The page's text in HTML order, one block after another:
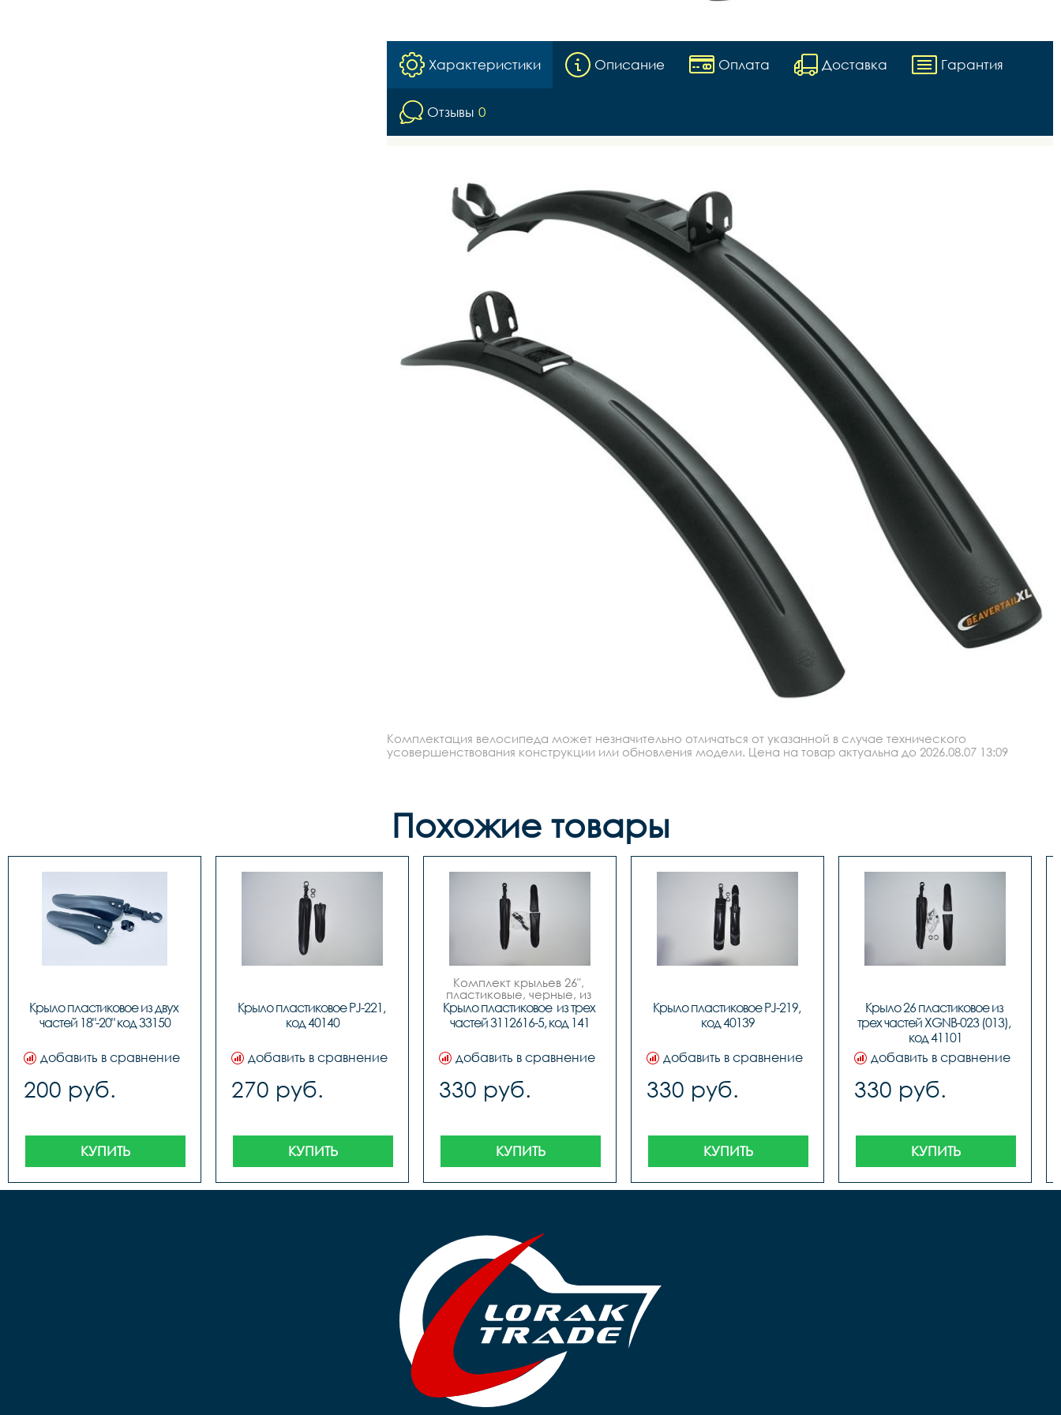
Характеристики Описание Оплата Доставка Гарантия
Отзывы 0
Комплектация велосипеда может незначительно отличаться от указанной в случае технического
усовершенствования конструкции или обновления модели. Цена на товар актуальна до 2026.08.07 13:09
Похожие товары
Крыло пластиковое из двух
частей 18"-20" код 33150
добавить в сравнение
200 руб.
КУПИТЬ
Крыло пластиковое PJ-221,
код 40140
добавить в сравнение
270 руб.
КУПИТЬ
Комплект крыльев 26",
пластиковые, черные, из
трех частей.
Крыло пластиковое  из трех
частей 3112616-5, код 141
добавить в сравнение
330 руб.
КУПИТЬ
Крыло пластиковое PJ-219,
код 40139
добавить в сравнение
330 руб.
КУПИТЬ
Крыло 26 пластиковое из
трех частей XGNB-023 (013),
код 41101
добавить в сравнение
330 руб.
КУПИТЬ